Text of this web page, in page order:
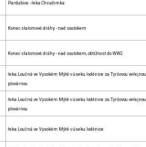
Pardubice - řeka Chrudimka
Konec slalomové dráhy - nad soutokem
Konec slalomové dráhy - nad soutokem, obtížnost do WW2
řeka Loučná ve Vysokém Mýtě v úseku loděnice za Tyršovou veřejnou
plovárnou
řeka Loučná ve Vysokém Mýtě v úseku loděnice za Tyršovou veřejnou
plovárnou
řeka Loučná ve Vysokém Mýtě v úseku loděnice